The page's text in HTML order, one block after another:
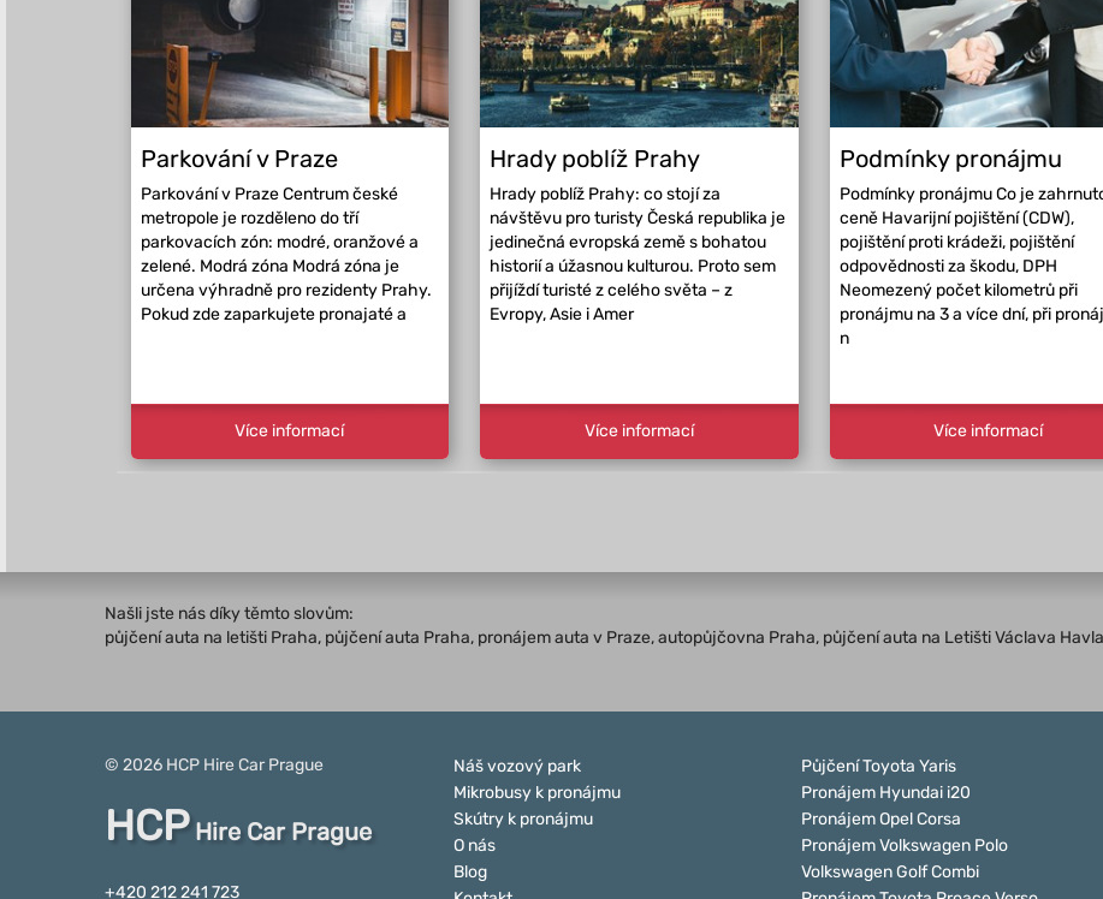
Parkování v Praze
Parkování v Praze Centrum české
metropole je rozděleno do tří
parkovacích zón: modré, oranžové a
zelené. Modrá zóna Modrá zóna je
určena výhradně pro rezidenty Prahy.
Pokud zde zaparkujete pronajaté a
Více informací
Hrady poblíž Prahy
Hrady poblíž Prahy: co stojí za
návštěvu pro turisty Česká republika je
jedinečná evropská země s bohatou
historií a úžasnou kulturou. Proto sem
přijíždí turisté z celého světa – z
Evropy, Asie i Amer
Více informací
Podmínky pronájmu
Podmínky pronájmu Co je
ceně Havarijní pojištění (CDW),
pojištění proti krádeži, pojištění
odpovědnosti za škodu, DPH
Neomezený počet kilometrů při
pronájmu na 3 a více dní, při
n
Více informací
Našli jste nás díky těmto slovům:
půjčení auta na letišti Praha, půjčení auta Praha, pronájem auta v Praze, autopůjčovna Praha, půjčení auta na Letišti Václava
© 2026 HCP Hire Car Prague
HCPHire Car Prague
+420 212 241 723
Náš vozový park
Mikrobusy k pronájmu
Skútry k pronájmu
O nás
Blog
Půjčení Toyota Yaris
Pronájem Hyundai i20
Pronájem Opel Corsa
Pronájem Volkswagen Polo
Volkswagen Golf Combi